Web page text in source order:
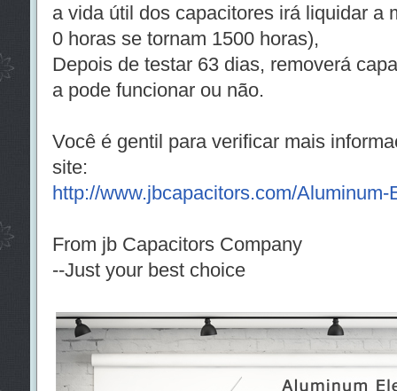
a vida útil dos capacitores irá liquidar a
0 horas se tornam 1500 horas),
Depois de testar 63 dias, removerá
a pode funcionar ou não.
Você é gentil para verificar mais
site:
http://www.jbcapacitors.com/
From jb Capacitors Company
--Just your best choice